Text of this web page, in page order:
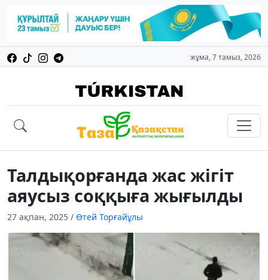
жұма, 7 тамыз, 2026
Талдықорғанда жас жігіт
аяусыз соққыға жығылды
27 ақпан, 2025 / Өтей Торғайұлы